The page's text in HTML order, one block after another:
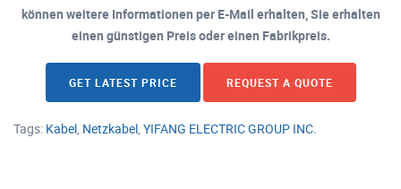
können weitere Informationen per E-Mail erhalten, Sie erhalten
einen günstigen Preis oder einen Fabrikpreis.
GET LATEST PRICE REQUEST A QUOTE
Tags: Kabel Netzkabel YIFANG ELECTRIC GROUP INC.